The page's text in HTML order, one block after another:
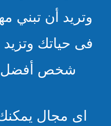
وتريد أن تبني
فى حياتك
شخص أفضل